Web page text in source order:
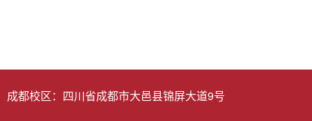
成都校区：四川省成都市大邑县锦屏大道9号